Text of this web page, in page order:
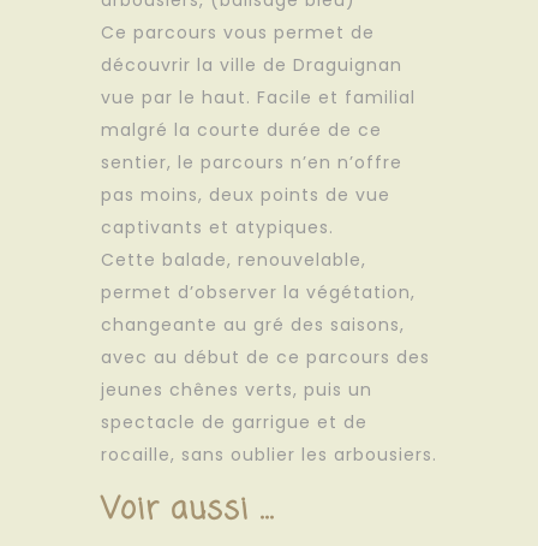
Ce parcours vous permet de
découvrir la ville de Draguignan
vue par le haut. Facile et familial
malgré la courte durée de ce
sentier, le parcours n’en n’offre
pas moins, deux points de vue
captivants et atypiques.
Cette balade, renouvelable,
permet d’observer la végétation,
changeante au gré des saisons,
avec au début de ce parcours des
jeunes chênes verts, puis un
spectacle de garrigue et de
rocaille, sans oublier les arbousiers.
Voir aussi ...